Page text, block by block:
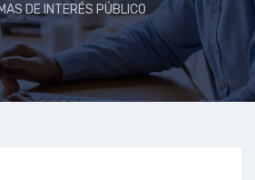
DE INTERÉS PÚBLICO